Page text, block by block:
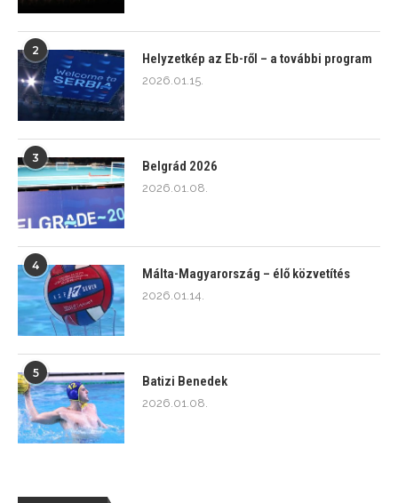
2
Helyzetkép az Eb-ről – a további program
2026.01.15.
3
Belgrád 2026
2026.01.08.
4
Málta-Magyarország – élő közvetítés
2026.01.14.
5
Batizi Benedek
2026.01.08.